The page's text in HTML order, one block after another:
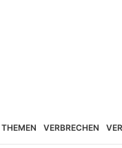
THEMEN VERBRECHEN